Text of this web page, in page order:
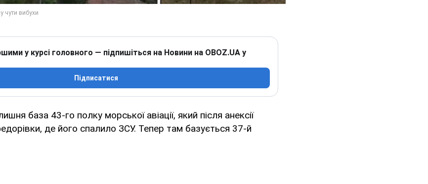
у курсі головного — підпишіться на Новини на OBOZ.UA у
Підписатися
база 43-го полку морської авіації, який після анексії
де його спалило ЗСУ. Тепер там базується 37-й